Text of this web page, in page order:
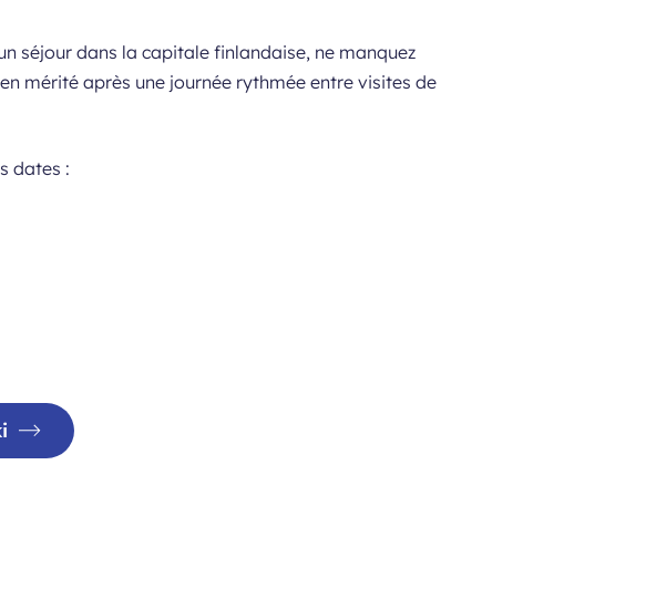
séjour dans la capitale finlandaise, ne manquez
mérité après une journée rythmée entre visites de
dates :